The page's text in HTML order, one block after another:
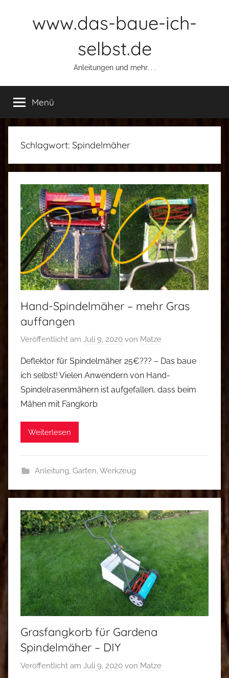
www.das-baue-ich-
selbst.de
Anleitungen und mehr. . .
Menü
Schlagwort: Spindelmäher
Hand-Spindelmäher – mehr Gras
auffangen
Veröffentlicht am Juli 9, 2020 von Matze
Deflektor für Spindelmäher 25€??? – Das baue
ich selbst! Vielen Anwendern von Hand-
Spindelrasenmähern ist aufgefallen, dass beim
Mähen mit Fangkorb
Weiterlesen
Anleitung, Garten,Werkzeug
Grasfangkorb für Gardena
Spindelmäher – DIY
Veröffentlicht am Juli 9, 2020 von Matze